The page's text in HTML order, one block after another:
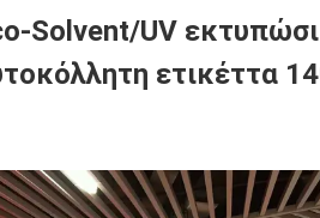
Solvent/UV
ετικέττα